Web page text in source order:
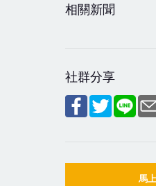
相關新聞
社群分享
馬